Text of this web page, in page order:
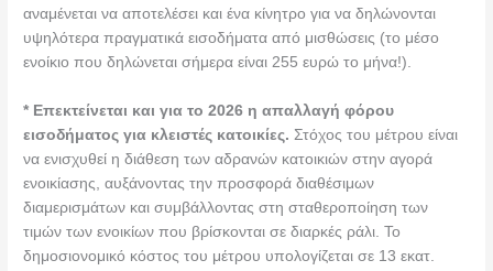
αναμένεται να αποτελέσει και ένα κίνητρο για να δηλώνονται
υψηλότερα πραγματικά εισοδήματα από μισθώσεις (το μέσο
ενοίκιο που δηλώνεται σήμερα είναι 255 ευρώ το μήνα!).
* Επεκτείνεται και για το 2026 η απαλλαγή φόρου
εισοδήματος για κλειστές κατοικίες. Στόχος του μέτρου είναι
να ενισχυθεί η διάθεση των αδρανών κατοικιών στην αγορά
ενοικίασης, αυξάνοντας την προσφορά διαθέσιμων
διαμερισμάτων και συμβάλλοντας στη σταθεροποίηση των
τιμών των ενοικίων που βρίσκονται σε διαρκές ράλι. Το
δημοσιονομικό κόστος του μέτρου υπολογίζεται σε 13 εκατ.